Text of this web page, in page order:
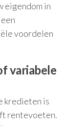
eigendom in
voordelen
variabele
kredieten is
rentevoeten.